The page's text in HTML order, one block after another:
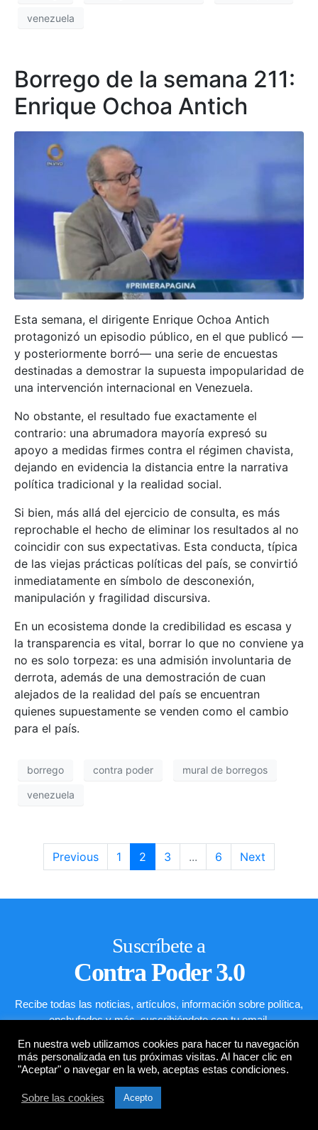
venezuela
Borrego de la semana 211:
Enrique Ochoa Antich
Esta semana, el dirigente Enrique Ochoa Antich
protagonizó un episodio público, en el que publicó —
y posteriormente borró— una serie de encuestas
destinadas a demostrar la supuesta impopularidad de
una intervención internacional en Venezuela.
No obstante, el resultado fue exactamente el
contrario: una abrumadora mayoría expresó su
apoyo a medidas firmes contra el régimen chavista,
dejando en evidencia la distancia entre la narrativa
política tradicional y la realidad social.
Si bien, más allá del ejercicio de consulta, es más
reprochable el hecho de eliminar los resultados al no
coincidir con sus expectativas. Esta conducta, típica
de las viejas prácticas políticas del país, se convirtió
inmediatamente en símbolo de desconexión,
manipulación y fragilidad discursiva.
En un ecosistema donde la credibilidad es escasa y
la transparencia es vital, borrar lo que no conviene ya
no es solo torpeza: es una admisión involuntaria de
derrota, además de una demostración de cuan
alejados de la realidad del país se encuentran
quienes supuestamente se venden como el cambio
para el país.
borrego contra poder mural de borregos
venezuela
Previous 1 2 3 ... 6 Next
Suscríbete a
Contra Poder 3.0
Recibe todas las noticias, artículos, información sobre política,
enchufados y más, suscribiéndote con tu email.
En nuestra web utilizamos cookies para hacer tu navegación
más personalizada en tus próximas visitas. Al hacer clic en
"Aceptar" o navegar en la web, aceptas estas condiciones.
Sobre las cookies Acepto